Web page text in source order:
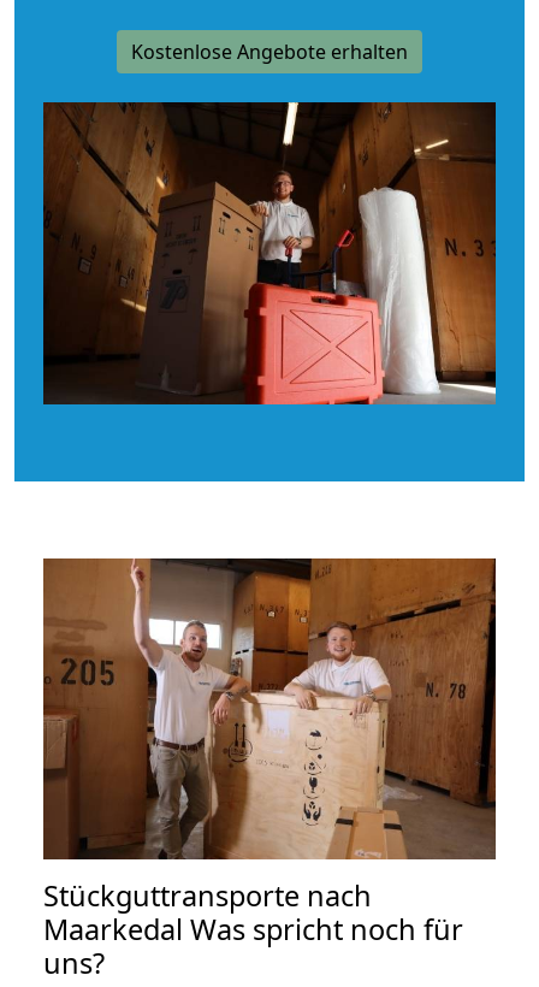
Kostenlose Angebote erhalten
Stückguttransporte nach
Maarkedal Was spricht noch für
uns?